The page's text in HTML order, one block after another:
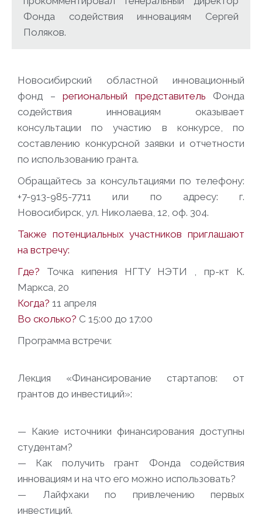
Фонда содействия инновациям Сергей
Поляков.
Новосибирский областной инновационный
фонд –
региональный представитель
Фонда
содействия инновациям оказывает
консультации по участию в конкурсе, по
составлению конкурсной заявки и отчетности
по использованию гранта.
Обращайтесь за консультациями по телефону:
+7-913-985-7711 или по адресу: г.
Новосибирск, ул. Николаева, 12, оф. 304.
Также потенциальных участников приглашают
на встречу:
Где? Точка кипения НГТУ НЭТИ , пр-кт К.
Маркса, 20
Когда? 11 апреля
Во сколько? С 15:00 до 17:00
Программа встречи:
Лекция «Финансирование стартапов: от
грантов до инвестиций»:
— Какие источники финансирования доступны
студентам?
— Как получить грант Фонда содействия
инновациям и на что его можно использовать?
— Лайфхаки по привлечению первых
инвестиций.